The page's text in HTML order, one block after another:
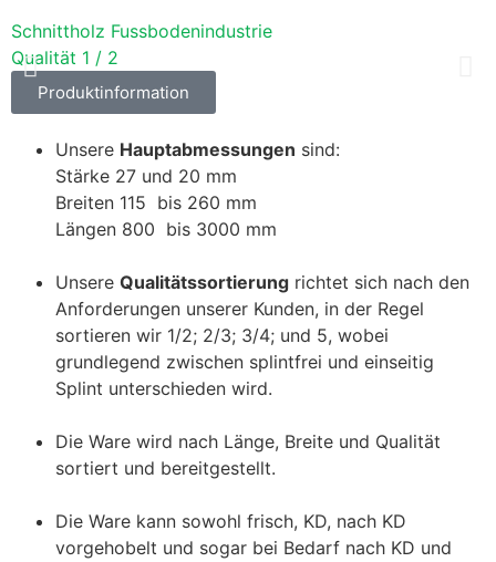
Schnittholz Fussbodenindustrie
Qualität 1 / 2
Produktinformation
Unsere Hauptabmessungen sind:
Stärke 27 und 20 mm
Breiten 115 bis 260 mm
Längen 800 bis 3000 mm
Unsere Qualitätssortierung richtet sich nach den
Anforderungen unserer Kunden, in der Regel
sortieren wir 1/2; 2/3; 3/4; und 5, wobei
grundlegend zwischen splintfrei und einseitig
Splint unterschieden wird.
Die Ware wird nach Länge, Breite und Qualität
sortiert und bereitgestellt.
Die Ware kann sowohl frisch, KD, nach KD
vorgehobelt und sogar bei Bedarf nach KD und